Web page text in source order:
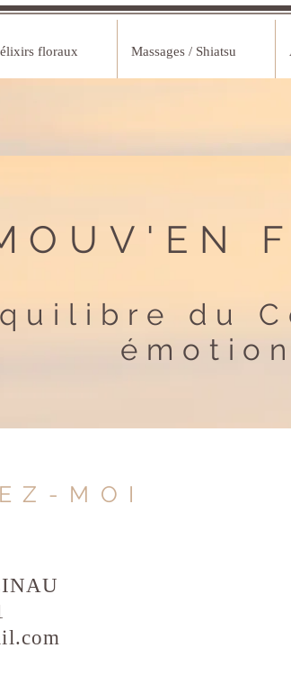
floraux Massages / Shiatsu
du
MOI